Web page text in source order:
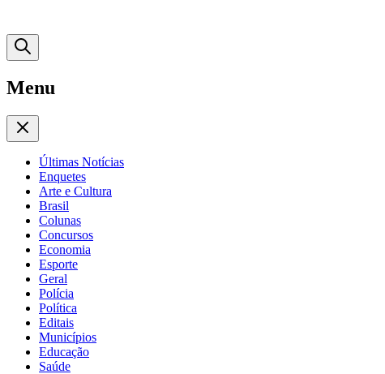
Menu
Últimas Notícias
Enquetes
Arte e Cultura
Brasil
Colunas
Concursos
Economia
Esporte
Geral
Polícia
Política
Editais
Municípios
Educação
Saúde